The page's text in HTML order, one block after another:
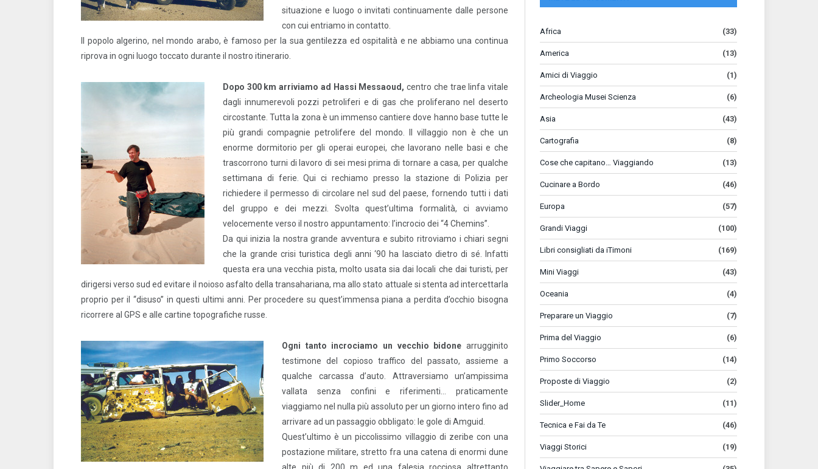
situazione e luogo o invitati continuamente dalle persone
con cui entriamo in contatto.
Il popolo algerino, nel mondo arabo, è famoso per la sua gentilezza ed ospitalità e ne abbiamo una continua
riprova in ogni luogo toccato durante il nostro itinerario.
Dopo 300 km arriviamo ad Hassi Messaoud, centro che trae linfa vitale
dagli innumerevoli pozzi petroliferi e di gas che proliferano nel deserto
circostante. Tutta la zona è un immenso cantiere dove hanno base tutte le
più grandi compagnie petrolifere del mondo. Il villaggio non è che un
enorme dormitorio per gli operai europei, che lavorano nelle basi e che
trascorrono turni di lavoro di sei mesi prima di tornare a casa, per qualche
settimana di ferie. Qui ci rechiamo presso la stazione di Polizia per
richiedere il permesso di circolare nel sud del paese, fornendo tutti i dati
del gruppo e dei mezzi. Svolta quest’ultima formalità, ci avviamo
velocemente verso il nostro appuntamento: l’incrocio dei “4 Chemins”.
Da qui inizia la nostra grande avventura e subito ritroviamo i chiari segni
che la grande crisi turistica degli anni ‘90 ha lasciato dietro di sé. Infatti
questa era una vecchia pista, molto usata sia dai locali che dai turisti, per
dirigersi verso sud ed evitare il noioso asfalto della transahariana, ma allo stato attuale si stenta ad intercettarla
proprio per il “disuso” in questi ultimi anni. Per procedere su quest’immensa piana a perdita d’occhio bisogna
ricorrere al GPS e alle cartine topografiche russe.
Ogni tanto incrociamo un vecchio bidone arrugginito
testimone del copioso traffico del passato, assieme a
qualche carcassa d’auto. Attraversiamo un’ampissima
vallata senza confini e riferimenti… praticamente
viaggiamo nel nulla più assoluto per un giorno intero fino ad
arrivare ad un passaggio obbligato: le gole di Amguid.
Quest’ultimo è un piccolissimo villaggio di zeribe con una
postazione militare, stretto fra una catena di enormi dune
Africa (33)
America (13)
Amici di Viaggio (1)
Archeologia Musei Scienza (6)
Asia (43)
Cartografia (8)
Cose che capitano… Viaggiando (13)
Cucinare a Bordo (46)
Europa (57)
Grandi Viaggi (100)
Libri consigliati da iTimoni (169)
Mini Viaggi (43)
Oceania (4)
Preparare un Viaggio (7)
Prima del Viaggio (6)
Primo Soccorso (14)
Proposte di Viaggio (2)
Slider_Home (11)
Tecnica e Fai da Te (46)
Viaggi Storici (19)